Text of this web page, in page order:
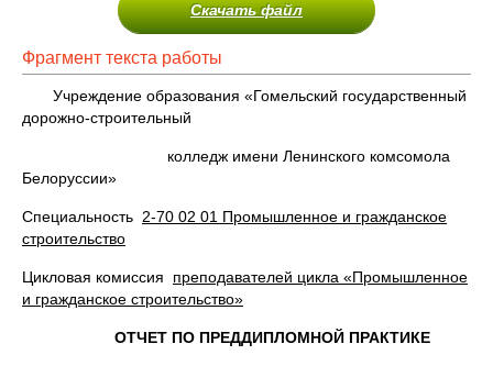
Скачать файл
Фрагмент текста работы
Учреждение образования «Гомельский государственный
дорожно-строительный
колледж имени Ленинского комсомола
Белоруссии»
Специальность 2-70 02 01 Промышленное и гражданское
строительство
Цикловая комиссия преподавателей цикла «Промышленное
и гражданское строительство»
ОТЧЕТ ПО ПРЕДДИПЛОМНОЙ ПРАКТИКЕ